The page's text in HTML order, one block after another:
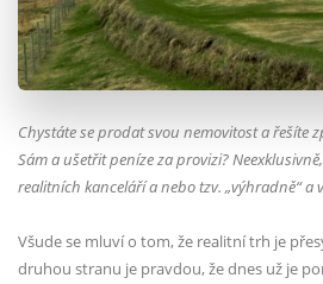
Chystáte se prodat svou nemovitost a řešíte
Sám a ušetřit peníze za provizi?
realitních kanceláří a nebo tzv. „výhradně“ a
Všude se mluví o tom, že realitní trh je
druhou stranu je pravdou, že dnes už je